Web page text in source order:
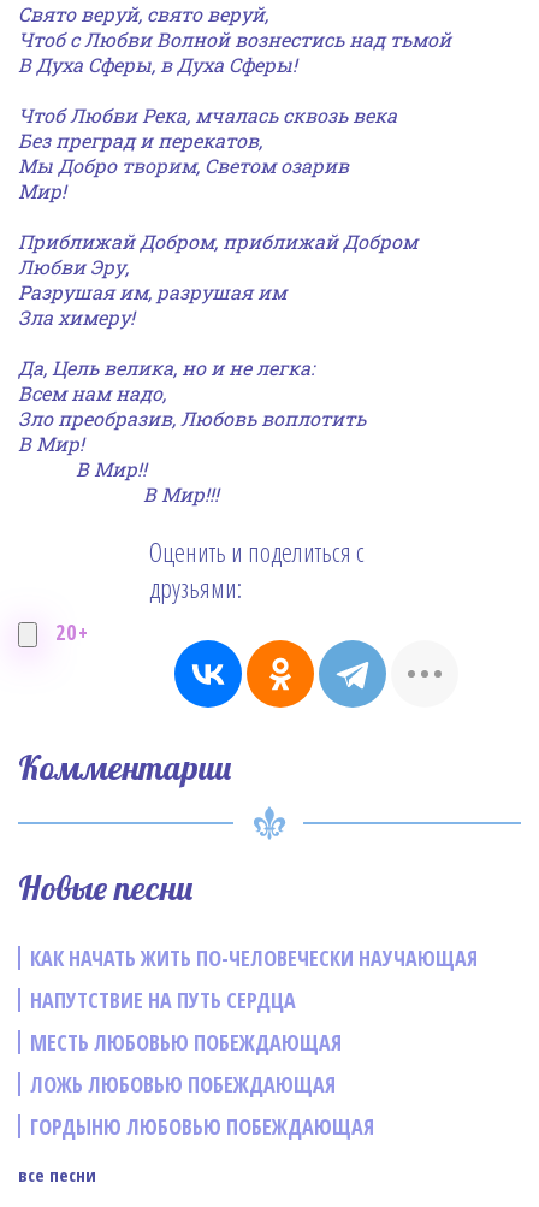
Свято веруй, свято веруй,
Чтоб с Любви Волной вознестись над тьмой
В Духа Сферы, в Духа Сферы!
Чтоб Любви Река, мчалась сквозь века
Без преград и перекатов,
Мы Добро творим, Светом озарив
Мир!
Приближай Добром, приближай Добром
Любви Эру,
Разрушая им, разрушая им
Зла химеру!
Да, Цель велика, но и не легка:
Всем нам надо,
Зло преобразив, Любовь воплотить
В Мир!
В Мир!!
В Мир!!!
20+
Оценить и поделиться с
друзьями:
Комментарии
Новые песни
КАК НАЧАТЬ ЖИТЬ ПО-ЧЕЛОВЕЧЕСКИ НАУЧАЮЩАЯ
НАПУТСТВИЕ НА ПУТЬ СЕРДЦА
МЕСТЬ ЛЮБОВЬЮ ПОБЕЖДАЮЩАЯ
ЛОЖЬ ЛЮБОВЬЮ ПОБЕЖДАЮЩАЯ
ГОРДЫНЮ ЛЮБОВЬЮ ПОБЕЖДАЮЩАЯ
все песни